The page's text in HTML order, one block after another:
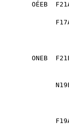
OÉEB
ONEB